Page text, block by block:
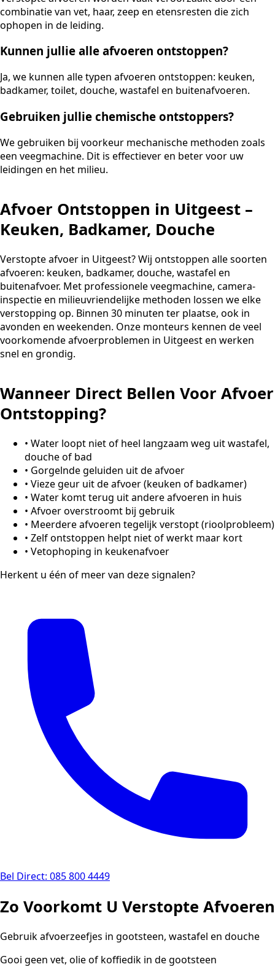
combinatie van vet, haar, zeep en etensresten die zich
ophopen in de leiding.
Kunnen jullie alle afvoeren ontstoppen?
Ja, we kunnen alle typen afvoeren ontstoppen: keuken,
badkamer, toilet, douche, wastafel en buitenafvoeren.
Gebruiken jullie chemische ontstoppers?
We gebruiken bij voorkeur mechanische methoden zoals
een veegmachine. Dit is effectiever en beter voor uw
leidingen en het milieu.
Afvoer Ontstoppen in Uitgeest –
Keuken, Badkamer, Douche
Verstopte afvoer in Uitgeest? Wij ontstoppen alle soorten
afvoeren: keuken, badkamer, douche, wastafel en
buitenafvoer. Met professionele veegmachine, camera-
inspectie en milieuvriendelijke methoden lossen we elke
verstopping op. Binnen 30 minuten ter plaatse, ook in
avonden en weekenden. Onze monteurs kennen de veel
voorkomende afvoerproblemen in Uitgeest en werken
snel en grondig.
Wanneer Direct Bellen Voor Afvoer
Ontstopping?
• Water loopt niet of heel langzaam weg uit wastafel,
douche of bad
• Gorgelnde geluiden uit de afvoer
• Vieze geur uit de afvoer (keuken of badkamer)
• Water komt terug uit andere afvoeren in huis
• Afvoer overstroomt bij gebruik
• Meerdere afvoeren tegelijk verstopt (rioolprobleem)
• Zelf ontstoppen helpt niet of werkt maar kort
• Vetophoping in keukenafvoer
Herkent u één of meer van deze signalen?
Bel Direct: 085 800 4449
Zo Voorkomt U Verstopte Afvoeren
Gebruik afvoerzeefjes in gootsteen, wastafel en douche
Gooi geen vet, olie of koffiedik in de gootsteen